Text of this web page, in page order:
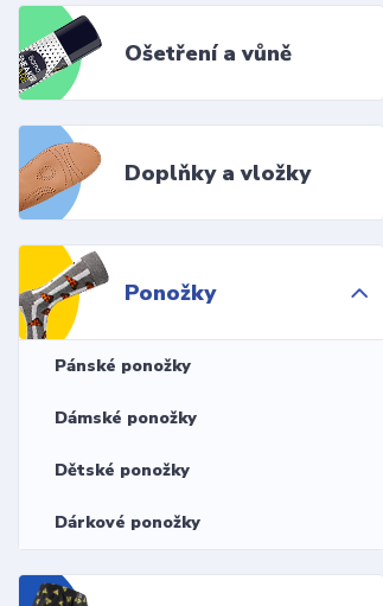
Ošetření a vůně
Doplňky a vložky
Ponožky
Pánské ponožky
Dámské ponožky
Dětské ponožky
Dárkové ponožky